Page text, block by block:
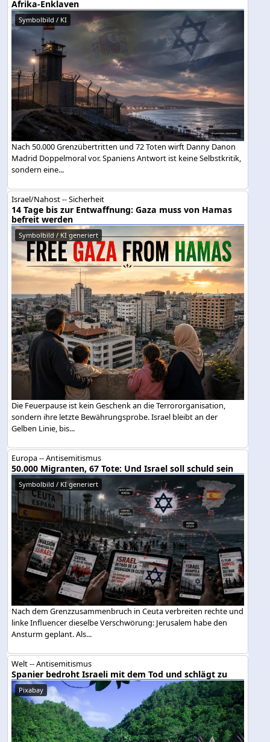
Afrika-Enklaven
Symbolbild / KI
Nach 50.000 Grenzübertritten und 72 Toten wirft Danny Danon
Madrid Doppelmoral vor. Spaniens Antwort ist keine Selbstkritik,
sondern eine...
Israel/Nahost -- Sicherheit
14 Tage bis zur Entwaffnung: Gaza muss von Hamas
befreit werden
Symbolbild / KI generiert
Die Feuerpause ist kein Geschenk an die Terrororganisation,
sondern ihre letzte Bewährungsprobe. Israel bleibt an der
Gelben Linie, bis...
Europa -- Antisemitismus
50.000 Migranten, 67 Tote: Und Israel soll schuld sein
Symbolbild / KI generiert
Nach dem Grenzzusammenbruch in Ceuta verbreiten rechte und
linke Influencer dieselbe Verschwörung: Jerusalem habe den
Ansturm geplant. Als...
Welt -- Antisemitismus
Spanier bedroht Israeli mit dem Tod und schlägt zu
Pixabay